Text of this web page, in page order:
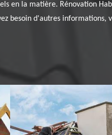
en la matière. Rénovation
besoin d'autres